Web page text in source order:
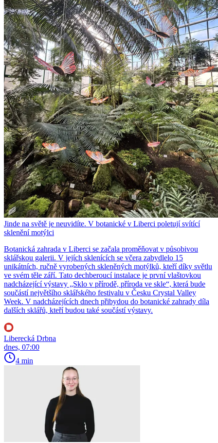
Jinde na světě je neuvidíte. V botanické v Liberci poletují svítící
sklenění motýlci
Botanická zahrada v Liberci se začala proměňovat v působivou
sklářskou galerii. V jejích sklenících se včera zabydlelo 15
unikátních, ručně vyrobených skleněných motýlků, kteří díky světlu
ve svém těle září. Tato dechberoucí instalace je první vlaštovkou
nadcházející výstavy „Sklo v přírodě, příroda ve skle“, která bude
součástí největšího sklářského festivalu v Česku Crystal Valley
Week. V nadcházejících dnech přibydou do botanické zahrady díla
dalších sklářů, kteří budou také součástí výstavy.
Liberecká Drbna
dnes, 07:00
4 min